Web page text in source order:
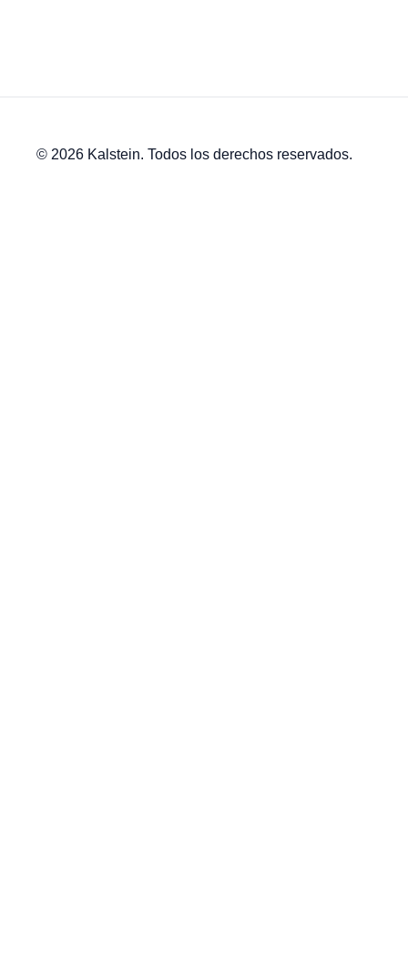
© 2026 Kalstein. Todos los derechos reservados.